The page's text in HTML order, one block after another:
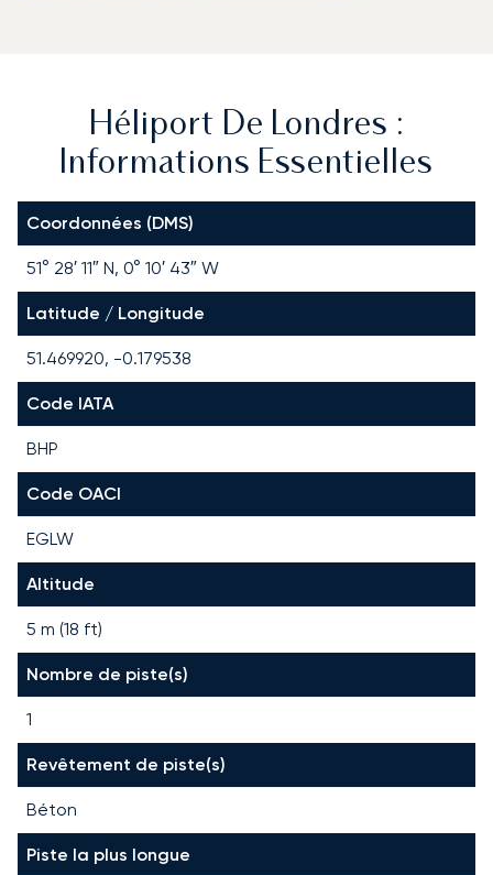
Héliport De Londres :
Informations Essentielles
Coordonnées (DMS)
51° 28′ 11″ N, 0° 10′ 43″ W
Latitude / Longitude
51.469920, -0.179538
Code IATA
BHP
Code OACI
EGLW
Altitude
5 m (18 ft)
Nombre de piste(s)
1
Revêtement de piste(s)
Béton
Piste la plus longue